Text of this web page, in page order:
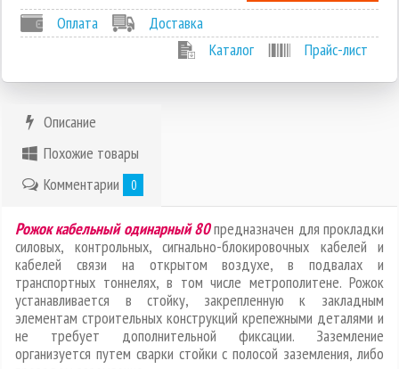
Оплата
Доставка
Каталог
Прайс-лист
Описание
Похожие товары
Комментарии
0
Рожок кабельный одинарный 80предназначен для прокладки
силовых, контрольных, сигнально-блокировочных кабелей и
кабелей связи на открытом воздухе, в подвалах и
транспортных тоннелях, в том числе метрополитене. Рожок
устанавливается в стойку, закрепленную к закладным
элементам строительных конструкций крепежными деталями и
не требует дополнительной фиксации. Заземление
организуется путем сварки стойки с полосой заземления, либо